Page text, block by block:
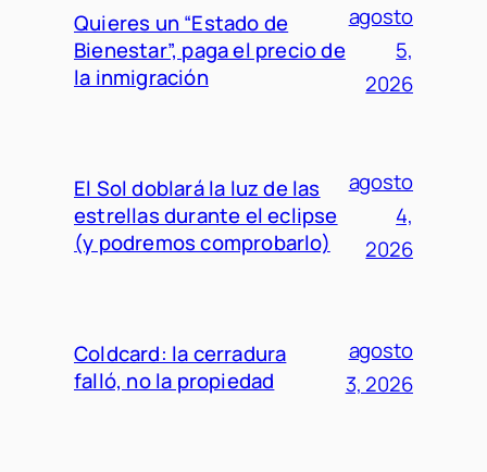
Quieres un “Estado de
Bienestar”, paga el precio de
la inmigración
agosto
5,
2026
El Sol doblará la luz de las
estrellas durante el eclipse
(y podremos comprobarlo)
agosto
4,
2026
Coldcard: la cerradura
falló, no la propiedad
agosto
3, 2026